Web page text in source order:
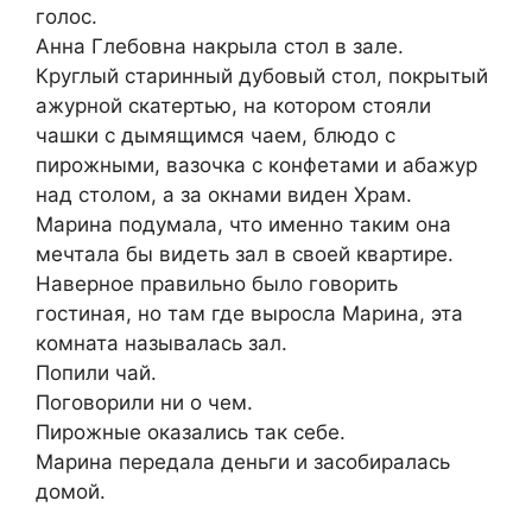
голос.
Анна Глебовна накрыла стол в зале.
Круглый старинный дубовый стол, покрытый
ажурной скатертью, на котором стояли
чашки с дымящимся чаем, блюдо с
пирожными, вазочка с конфетами и абажур
над столом, а за окнами виден Храм.
Марина подумала, что именно таким она
мечтала бы видеть зал в своей квартире.
Наверное правильно было говорить
гостиная, но там где выросла Марина, эта
комната называлась зал.
Попили чай.
Поговорили ни о чем.
Пирожные оказались так себе.
Марина передала деньги и засобиралась
домой.